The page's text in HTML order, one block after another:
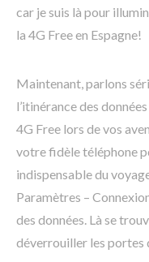
car je suis là pour
la 4G Free en Espagne!
Maintenant, parlons
l’itinérance des
4G Free lors de vos
votre fidèle téléphone
indispensable du
Paramètres –
des données. Là se
déverrouiller les portes